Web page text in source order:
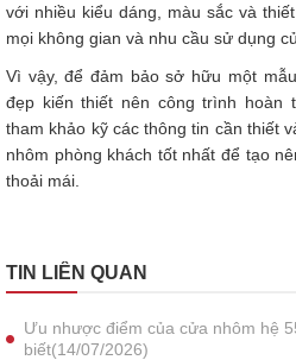
với nhiều kiểu dáng, màu sắc và
mọi không gian và nhu cầu sử dụng
Vì vậy, để đảm bảo sở hữu một
đẹp kiến thiết nên công trình hoàn
tham khảo kỹ các thông tin cần thiết
nhôm phòng khách tốt nhất để tạo
thoải mái.
TIN LIÊN QUAN
Ưu nhược điểm của cửa nhôm hệ
biết(14/07/2026)